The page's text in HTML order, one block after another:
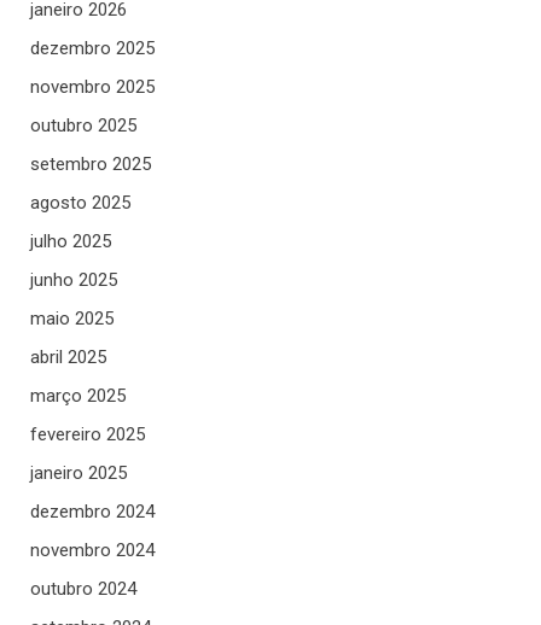
janeiro 2026
dezembro 2025
novembro 2025
outubro 2025
setembro 2025
agosto 2025
julho 2025
junho 2025
maio 2025
abril 2025
março 2025
fevereiro 2025
janeiro 2025
dezembro 2024
novembro 2024
outubro 2024